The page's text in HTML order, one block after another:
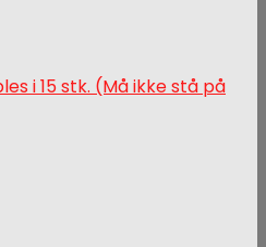
i 15 stk. (Må ikke stå på